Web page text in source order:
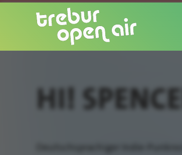
HI!
Deutschsprachiger Indie-